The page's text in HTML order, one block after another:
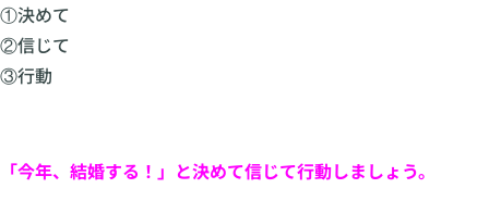
①決めて
②信じて
③行動
「今年、結婚する！」と決めて信じて行動しましょう。